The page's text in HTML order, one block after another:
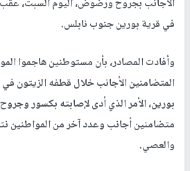
الأجانب بجروح ورضوض، اليوم السبت،
في قرية بورين جنوب نابلس.
وأفادت المصادر، بأن مستوطنين هاجموا
المتضامنين الأجانب خلال قطفه الزيتون
بورين، الأمر الذي أدى لإصابته بكسور
متضامنين أجانب وعدد آخر من المواطنين
والعصي.